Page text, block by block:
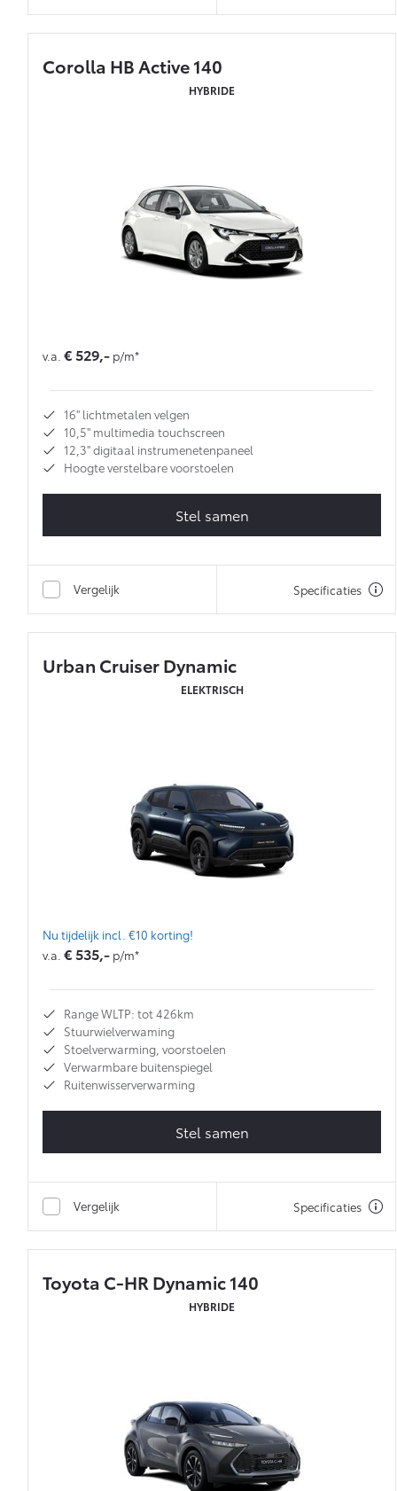
Corolla HB Active 140
HYBRIDE
v.a. € 529,- p/m*
16'' lichtmetalen velgen
10,5'' multimedia touchscreen
12,3'' digitaal instrumenetenpaneel
Hoogte verstelbare voorstoelen
Stel samen
Vergelijk Specificaties
Urban Cruiser Dynamic
ELEKTRISCH
Nu tijdelijk incl. €10 korting!
v.a. € 535,- p/m*
Range WLTP: tot 426km
Stuurwielverwaming
Stoelverwarming, voorstoelen
Verwarmbare buitenspiegel
Ruitenwisserverwarming
Stel samen
Vergelijk Specificaties
Toyota C-HR Dynamic 140
HYBRIDE